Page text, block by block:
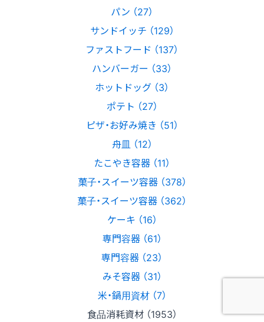
パン （27）
サンドイッチ （129）
ファストフード （137）
ハンバーガー （33）
ホットドッグ （3）
ポテト （27）
ピザ・お好み焼き （51）
舟皿 （12）
たこやき容器 （11）
菓子・スイーツ容器 （378）
菓子・スイーツ容器 （362）
ケーキ （16）
専門容器 （61）
専門容器 （23）
みそ容器 （31）
米・鍋用資材 （7）
食品消耗資材 （1953）